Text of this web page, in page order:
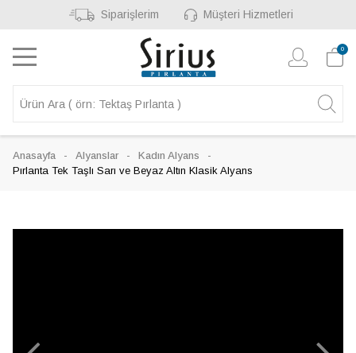
Siparişlerim Müşteri Hizmetleri
0
Anasayfa Alyanslar
Kadın Alyans
Pırlanta Tek Taşlı Sarı ve Beyaz Altın Klasik Alyans